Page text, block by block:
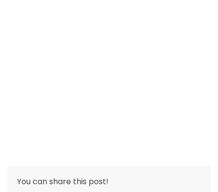
You can share this post!